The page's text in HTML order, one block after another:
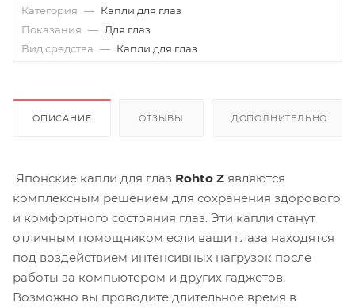
Категория — Капли для глаз
Показания — Для глаз
Вид средства — Капли для глаз
ОПИСАНИЕ ОТЗЫВЫ ДОПОЛНИТЕЛЬНО
Японские капли для глаз Rohto Z являются
комплексным решением для сохранения здорового
и комфортного состояния глаз. Эти капли станут
отличным помощником если ваши глаза находятся
под воздействием интенсивных нагрузок после
работы за компьютером и других гаджетов.
Возможно вы проводите длительное время в